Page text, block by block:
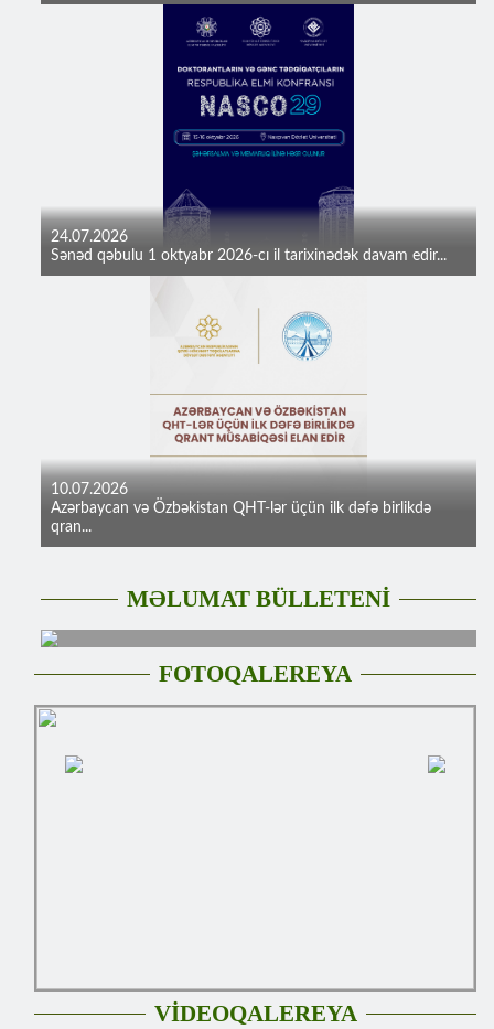
24.07.2026
Sənəd qəbulu 1 oktyabr 2026-cı il tarixinədək davam edir...
10.07.2026
Azərbaycan və Özbəkistan QHT-lər üçün ilk dəfə birlikdə
qran...
MƏLUMAT BÜLLETENİ
FOTOQALEREYA
VİDEOQALEREYA